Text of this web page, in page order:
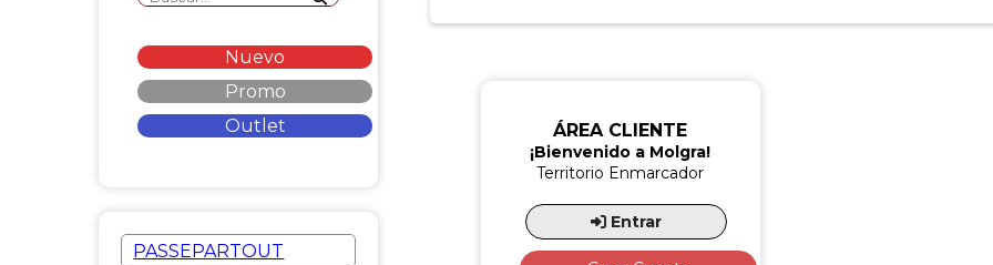
Nuevo
Promo
Outlet
PASSEPARTOUT
ÁREA CLIENTE
¡Bienvenido a Molgra!
Territorio Enmarcador
Entrar